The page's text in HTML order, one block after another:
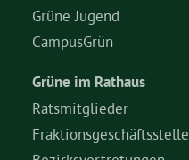
Grüne Jugend
CampusGrün
Grüne im Rathaus
Ratsmitglieder
Fraktionsgeschäftsstelle